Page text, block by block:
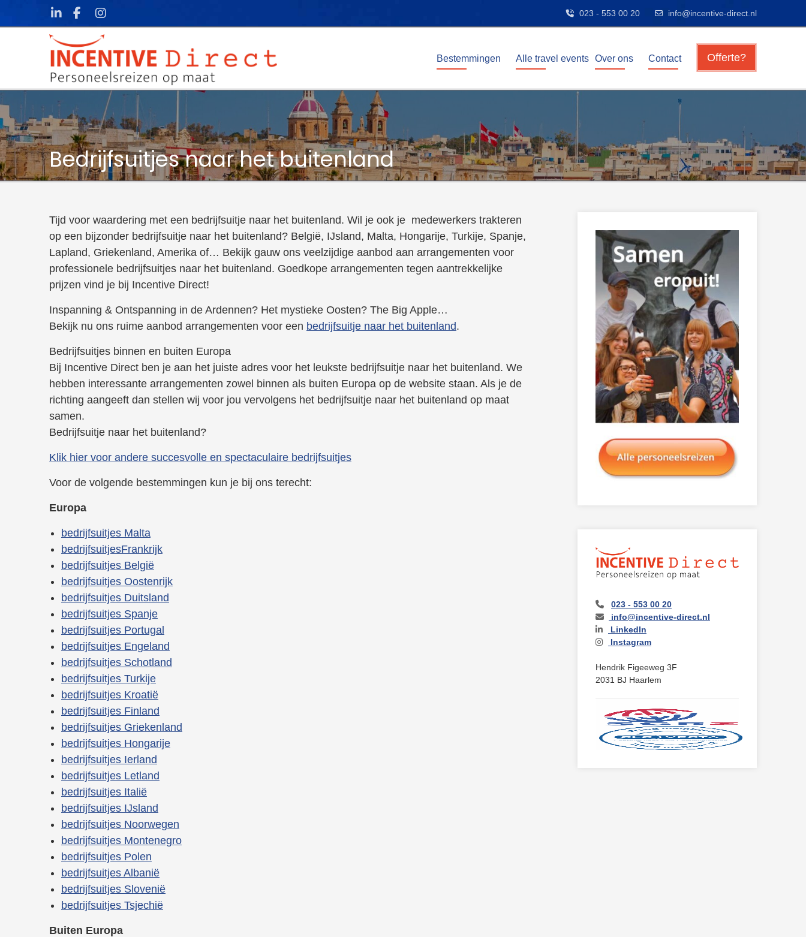
Skip to content 023 - 553 00 20 info@incentive-direct.nl
Offerte?
Bestemmingen Alle travel events Over ons Contact
Bedrijfsuitjes naar het buitenland
Tijd voor waardering met een bedrijfsuitje naar het buitenland. Wil je ook je medewerkers trakteren
op een bijzonder bedrijfsuitje naar het buitenland? België, IJsland, Malta, Hongarije, Turkije, Spanje,
Lapland, Griekenland, Amerika of… Bekijk gauw ons veelzijdige aanbod aan arrangementen voor
professionele bedrijfsuitjes naar het buitenland. Goedkope arrangementen tegen aantrekkelijke
prijzen vind je bij Incentive Direct!
Inspanning & Ontspanning in de Ardennen? Het mystieke Oosten? The Big Apple…
Bekijk nu ons ruime aanbod arrangementen voor een bedrijfsuitje naar het buitenland.
Bedrijfsuitjes binnen en buiten Europa
Bij Incentive Direct ben je aan het juiste adres voor het leukste bedrijfsuitje naar het buitenland. We
hebben interessante arrangementen zowel binnen als buiten Europa op de website staan. Als je de
richting aangeeft dan stellen wij voor jou vervolgens het bedrijfsuitje naar het buitenland op maat
samen.
Bedrijfsuitje naar het buitenland?
Klik hier voor andere succesvolle en spectaculaire bedrijfsuitjes
Voor de volgende bestemmingen kun je bij ons terecht:
Europa
bedrijfsuitjes Malta
bedrijfsuitjesFrankrijk
bedrijfsuitjes België
bedrijfsuitjes Oostenrijk
bedrijfsuitjes Duitsland
bedrijfsuitjes Spanje
bedrijfsuitjes Portugal
bedrijfsuitjes Engeland
bedrijfsuitjes Schotland
bedrijfsuitjes Turkije
bedrijfsuitjes Kroatië
bedrijfsuitjes Finland
bedrijfsuitjes Griekenland
bedrijfsuitjes Hongarije
bedrijfsuitjes Ierland
bedrijfsuitjes Letland
bedrijfsuitjes Italië
bedrijfsuitjes IJsland
bedrijfsuitjes Noorwegen
bedrijfsuitjes Montenegro
bedrijfsuitjes Polen
bedrijfsuitjes Albanië
bedrijfsuitjes Slovenië
bedrijfsuitjes Tsjechië
Buiten Europa
023 - 553 00 20
info@incentive-direct.nl
LinkedIn
Instagram
Hendrik Figeeweg 3F
2031 BJ Haarlem